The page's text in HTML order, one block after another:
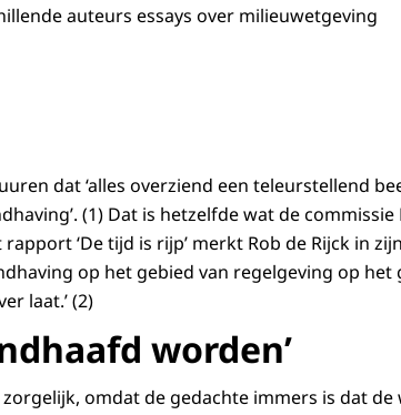
auteurs essays over milieuwetgeving
dat ‘alles overziend een teleurstellend
(1) Dat is hetzelfde wat de
‘De tijd is rijp’ merkt Rob de Rijck in
op het gebied van regelgeving op het
laat.’ (2)
worden’
omdat de gedachte immers is dat